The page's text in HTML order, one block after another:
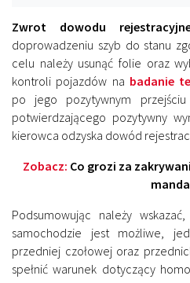
Zwrot dowodu
doprowadzeniu szyb do stanu
celu należy usunąć folie oraz
kontroli pojazdów na badanie
po jego pozytywnym
potwierdzającego pozytywny
kierowca odzyska dowód
Zobacz: Co grozi za
Podsumowując należy
samochodzie jest możliwe,
przedniej czołowej oraz
spełnić warunek dotyczący